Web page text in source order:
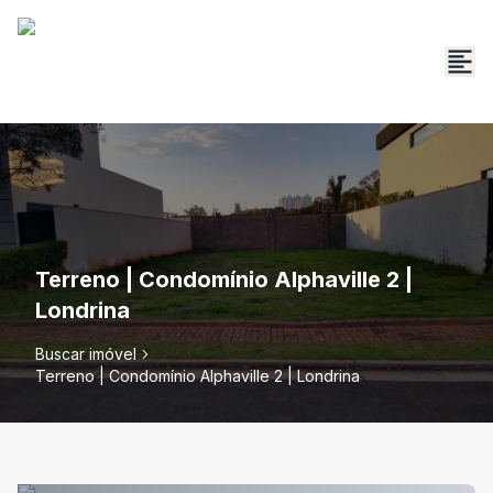
Terreno | Condomínio Alphaville 2 |
Londrina
Buscar imóvel
Terreno | Condomínio Alphaville 2 | Londrina